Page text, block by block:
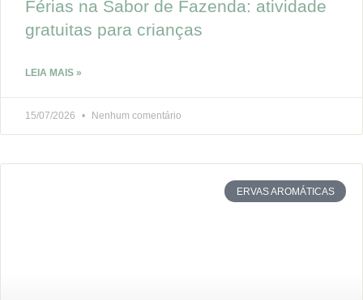
Férias na Sabor de Fazenda: atividade
gratuitas para crianças
LEIA MAIS »
15/07/2026 Nenhum comentário
ERVAS AROMÁTICAS